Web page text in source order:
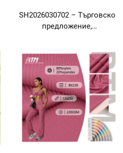
SH2026030702 – Търговско
предложение,
устойчиво на образуване
на гънки, трикотажно
платно със структура 1x1,
състав: 70 % памук, 30 %
полиестер – за тениски,
суичърти, яки и маншети